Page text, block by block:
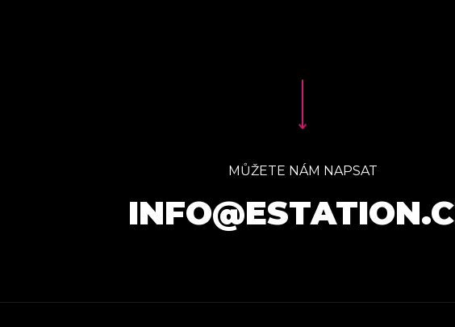
MŮŽETE NÁM NAPSAT